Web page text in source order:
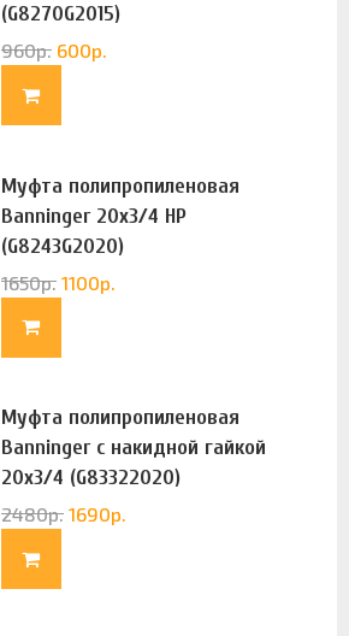
(G8270G2015)
960р. 600р.
Муфта полипропиленовая
Banninger 20х3/4 НР
(G8243G2020)
1650р. 1100р.
Муфта полипропиленовая
Banninger с накидной гайкой
20х3/4 (G83322020)
2480р. 1690р.